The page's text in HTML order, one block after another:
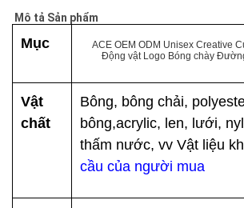
SƠ
ĐỒ
WEB
PRIVACY
Mô tả Sản phẩm
Mục
ACE OEM ODM Unisex Creative
Động vật Logo Bóng chày
Vật
chất
Bông, bông chải,
bông,acrylic, len, lưới,
thấm nước, vv Vật liệu
cầu của người mua